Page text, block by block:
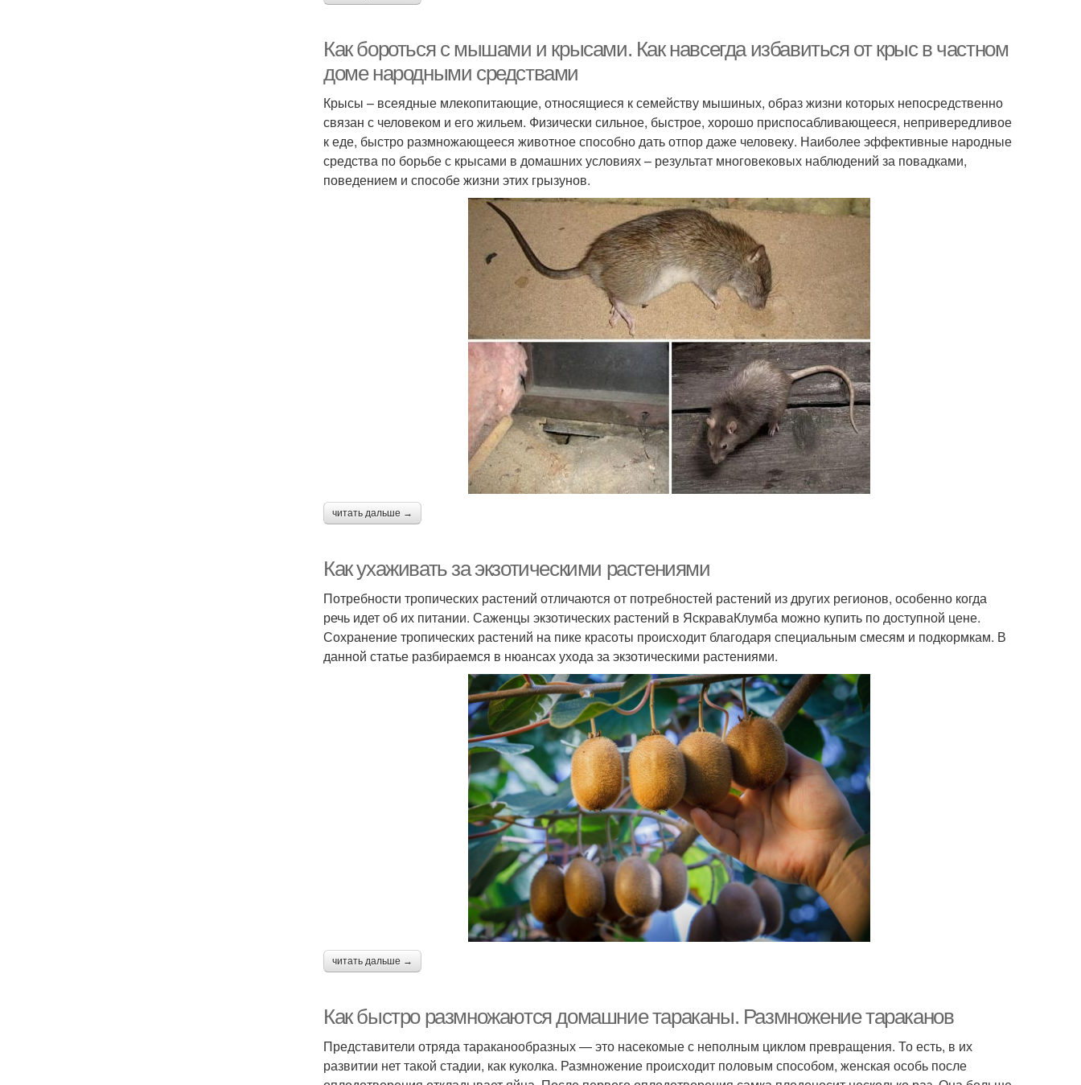
Как бороться с мышами и крысами. Как навсегда избавиться от крыс в частном
доме народными средствами
Крысы – всеядные млекопитающие, относящиеся к семейству мышиных, образ жизни которых непосредственно
связан с человеком и его жильем. Физически сильное, быстрое, хорошо приспосабливающееся, непривередливое
к еде, быстро размножающееся животное способно дать отпор даже человеку. Наиболее эффективные народные
средства по борьбе с крысами в домашних условиях – результат многовековых наблюдений за повадками,
поведением и способе жизни этих грызунов.
читать дальше →
Как ухаживать за экзотическими растениями
Потребности тропических растений отличаются от потребностей растений из других регионов, особенно когда
речь идет об их питании. Саженцы экзотических растений в ЯскраваКлумба можно купить по доступной цене.
Сохранение тропических растений на пике красоты происходит благодаря специальным смесям и подкормкам. В
данной статье разбираемся в нюансах ухода за экзотическими растениями.
читать дальше →
Как быстро размножаются домашние тараканы. Размножение тараканов
Представители отряда тараканообразных — это насекомые с неполным циклом превращения. То есть, в их
развитии нет такой стадии, как куколка. Размножение происходит половым способом, женская особь после